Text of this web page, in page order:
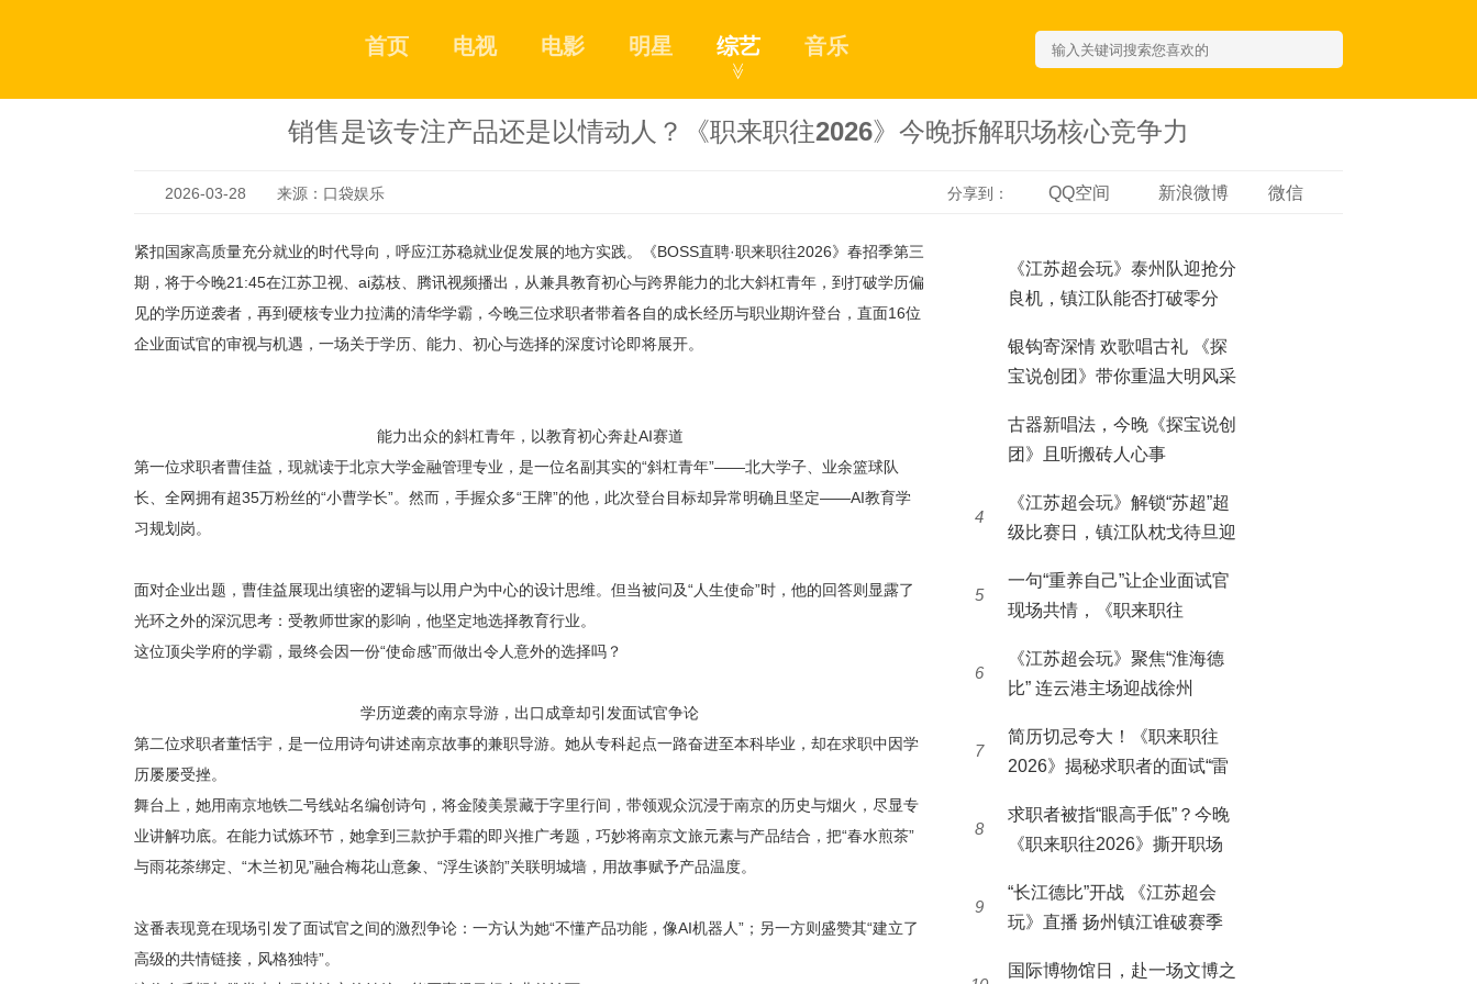
首页 电视 电影 明星 综艺
≫
音乐
销售是该专注产品还是以情动人？《职来职往2026》今晚拆解职场核心竞争力
2026-03-28 来源：口袋娱乐 微信
新浪微博
QQ空间
分享到：
紧扣国家高质量充分就业的时代导向，呼应江苏稳就业促发展的地方实践。《BOSS直聘·职来职往2026》春招季第三
期，将于今晚21:45在江苏卫视、ai荔枝、腾讯视频播出，从兼具教育初心与跨界能力的北大斜杠青年，到打破学历偏
见的学历逆袭者，再到硬核专业力拉满的清华学霸，今晚三位求职者带着各自的成长经历与职业期许登台，直面16位
企业面试官的审视与机遇，一场关于学历、能力、初心与选择的深度讨论即将展开。
能力出众的斜杠青年，以教育初心奔赴AI赛道
第一位求职者曹佳益，现就读于北京大学金融管理专业，是一位名副其实的“斜杠青年”——北大学子、业余篮球队
长、全网拥有超35万粉丝的“小曹学长”。然而，手握众多“王牌”的他，此次登台目标却异常明确且坚定——AI教育学
习规划岗。
面对企业出题，曹佳益展现出缜密的逻辑与以用户为中心的设计思维。但当被问及“人生使命”时，他的回答则显露了
光环之外的深沉思考：受教师世家的影响，他坚定地选择教育行业。
这位顶尖学府的学霸，最终会因一份“使命感”而做出令人意外的选择吗？
学历逆袭的南京导游，出口成章却引发面试官争论
第二位求职者董恬宇，是一位用诗句讲述南京故事的兼职导游。她从专科起点一路奋进至本科毕业，却在求职中因学
历屡屡受挫。
舞台上，她用南京地铁二号线站名编创诗句，将金陵美景藏于字里行间，带领观众沉浸于南京的历史与烟火，尽显专
业讲解功底。在能力试炼环节，她拿到三款护手霜的即兴推广考题，巧妙将南京文旅元素与产品结合，把“春水煎茶”
与雨花茶绑定、“木兰初见”融合梅花山意象、“浮生谈韵”关联明城墙，用故事赋予产品温度。
这番表现竟在现场引发了面试官之间的激烈争论：一方认为她“不懂产品功能，像AI机器人”；另一方则盛赞其“建立了
高级的共情链接，风格独特”。
《江苏超会玩》泰州队迎抢分
良机，镇江队能否打破零分
银钩寄深情 欢歌唱古礼 《探
宝说创团》带你重温大明风采
古器新唱法，今晚《探宝说创
团》且听搬砖人心事
4
《江苏超会玩》解锁“苏超”超
级比赛日，镇江队枕戈待旦迎
5
一句“重养自己”让企业面试官
现场共情，《职来职往
6
《江苏超会玩》聚焦“淮海德
比” 连云港主场迎战徐州
7
简历切忌夸大！《职来职往
2026》揭秘求职者的面试“雷
8
求职者被指“眼高手低”？今晚
《职来职往2026》撕开职场
9
“长江德比”开战 《江苏超会
玩》直播 扬州镇江谁破赛季
国际博物馆日，赴一场文博之